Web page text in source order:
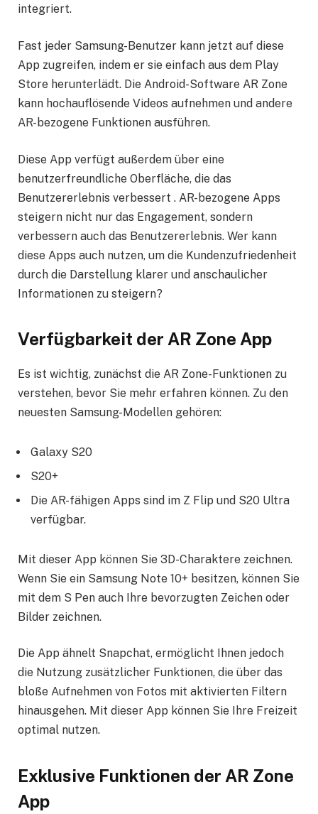
integriert.
Fast jeder Samsung-Benutzer kann jetzt auf diese
App zugreifen, indem er sie einfach aus dem Play
Store herunterlädt. Die Android-Software AR Zone
kann hochauflösende Videos aufnehmen und andere
AR-bezogene Funktionen ausführen.
Diese App verfügt außerdem über eine
benutzerfreundliche Oberfläche, die das
Benutzererlebnis verbessert . AR-bezogene Apps
steigern nicht nur das Engagement, sondern
verbessern auch das Benutzererlebnis. Wer kann
diese Apps auch nutzen, um die Kundenzufriedenheit
durch die Darstellung klarer und anschaulicher
Informationen zu steigern?
Verfügbarkeit der AR Zone App
Es ist wichtig, zunächst die AR Zone-Funktionen zu
verstehen, bevor Sie mehr erfahren können. Zu den
neuesten Samsung-Modellen gehören:
Galaxy S20
S20+
Die AR-fähigen Apps sind im Z Flip und S20 Ultra
verfügbar.
Mit dieser App können Sie 3D-Charaktere zeichnen.
Wenn Sie ein Samsung Note 10+ besitzen, können Sie
mit dem S Pen auch Ihre bevorzugten Zeichen oder
Bilder zeichnen.
Die App ähnelt Snapchat, ermöglicht Ihnen jedoch
die Nutzung zusätzlicher Funktionen, die über das
bloße Aufnehmen von Fotos mit aktivierten Filtern
hinausgehen. Mit dieser App können Sie Ihre Freizeit
optimal nutzen.
Exklusive Funktionen der AR Zone
App